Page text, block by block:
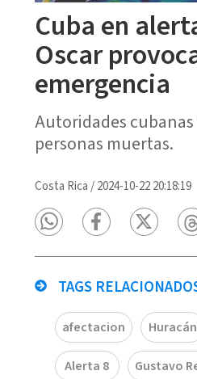
Cuba en
Oscar
emergencia
Autoridades
personas muertas.
Costa Rica /2024-10-22 20:18:19
TAGS
afectacion Huracán
Alerta 8 Gustavo